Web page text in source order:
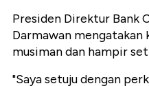
Presiden Direktur Bank
Darmawan
musiman dan hampir
"Saya setuju dengan